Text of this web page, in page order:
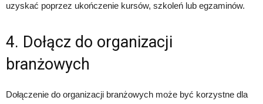
uzyskać poprzez ukończenie kursów, szkoleń lub egzaminów.
4. Dołącz do organizacji
branżowych
Dołączenie do organizacji branżowych może być korzystne dla